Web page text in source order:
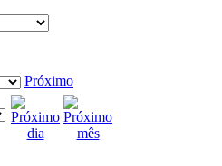
Próximo